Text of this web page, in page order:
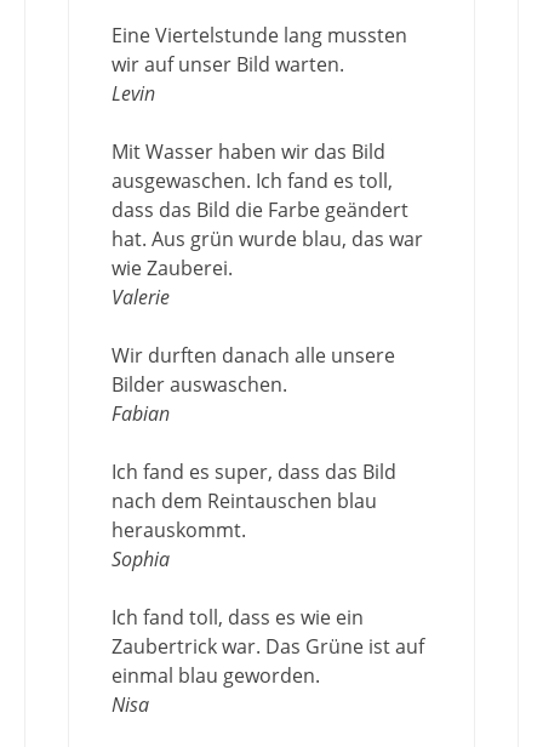
Eine Viertelstunde lang mussten
wir auf unser Bild warten.
Levin
Mit Wasser haben wir das Bild
ausgewaschen. Ich fand es toll,
dass das Bild die Farbe geändert
hat. Aus grün wurde blau, das war
wie Zauberei.
Valerie
Wir durften danach alle unsere
Bilder auswaschen.
Fabian
Ich fand es super, dass das Bild
nach dem Reintauschen blau
herauskommt.
Sophia
Ich fand toll, dass es wie ein
Zaubertrick war. Das Grüne ist auf
einmal blau geworden.
Nisa